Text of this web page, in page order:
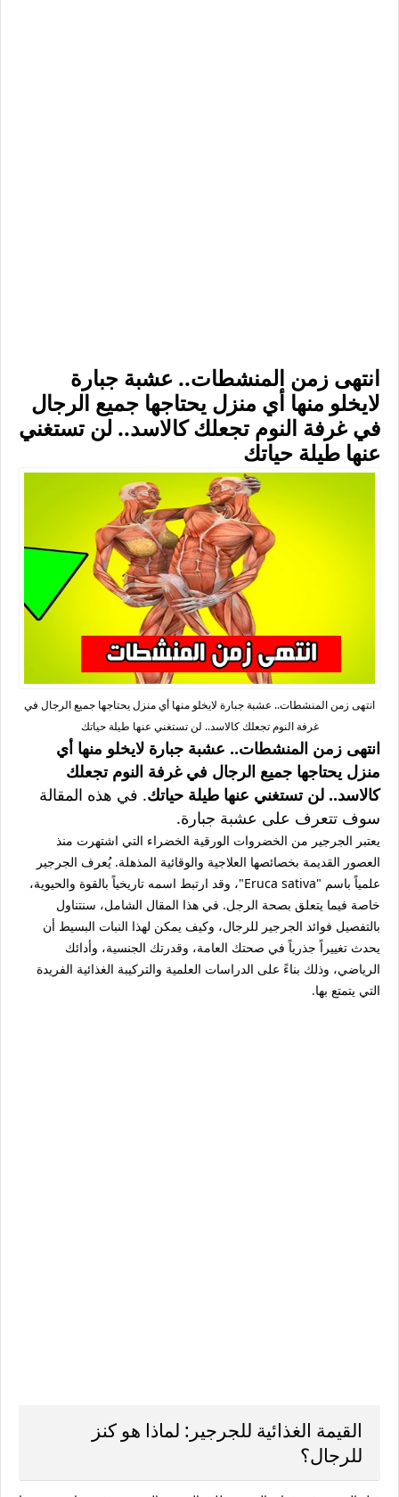
انتهى زمن المنشطات.. عشبة جبارة
لايخلو منها أي منزل يحتاجها جميع الرجال
في غرفة النوم تجعلك كالاسد.. لن تستغني
عنها طيلة حياتك
انتهى زمن المنشطات.. عشبة جبارة لايخلو منها أي منزل يحتاجها جميع الرجال في
غرفة النوم تجعلك كالاسد.. لن تستغني عنها طيلة حياتك
انتهى زمن المنشطات.. عشبة جبارة لايخلو منها أي
منزل يحتاجها جميع الرجال في غرفة النوم تجعلك
كالاسد.. لن تستغني عنها طيلة حياتك. في هذه المقالة
سوف تتعرف على عشبة جبارة.
يعتبر الجرجير من الخضروات الورقية الخضراء التي اشتهرت منذ
العصور القديمة بخصائصها العلاجية والوقائية المذهلة. يُعرف الجرجير
علمياً باسم "Eruca sativa"، وقد ارتبط اسمه تاريخياً بالقوة والحيوية،
خاصة فيما يتعلق بصحة الرجل. في هذا المقال الشامل، سنتناول
بالتفصيل فوائد الجرجير للرجال، وكيف يمكن لهذا النبات البسيط أن
يحدث تغييراً جذرياً في صحتك العامة، وقدرتك الجنسية، وأدائك
الرياضي، وذلك بناءً على الدراسات العلمية والتركيبة الغذائية الفريدة
التي يتمتع بها.
القيمة الغذائية للجرجير: لماذا هو كنز
للرجال؟